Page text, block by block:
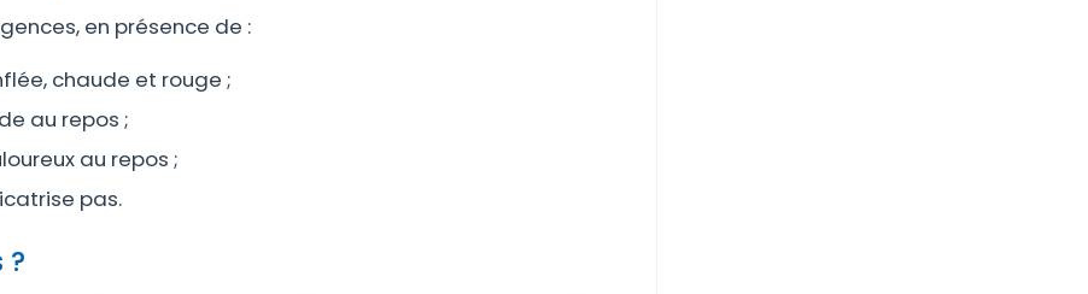
en présence de :
chaude et rouge ;
au repos ;
au repos ;
pas.
?